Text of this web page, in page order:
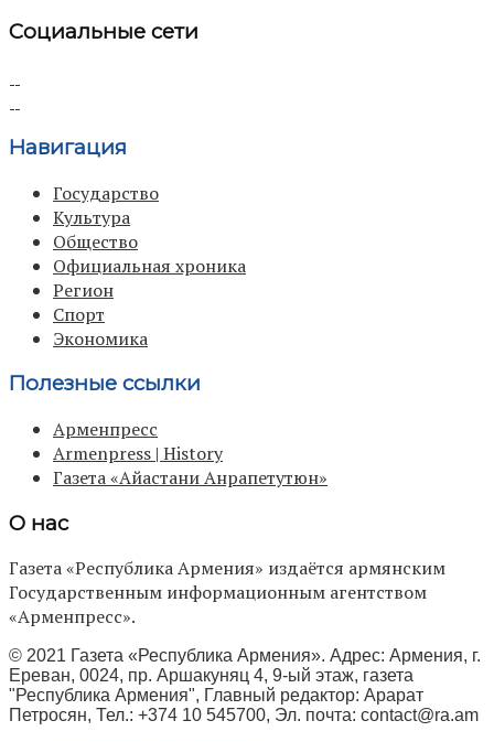
Социальные сети
Навигация
Государство
Культура
Общество
Официальная хроника
Регион
Спорт
Экономика
Полезные ссылки
Арменпресс
Armenpress | History
Газета «Айастани Анрапетутюн»
О нас
Газета «Республика Армения» издаётся армянским
Государственным информационным агентством
«Арменпресс».
© 2021 Газета «Республика Армения». Адрес: Армения, г.
Ереван, 0024, пр. Аршакуняц 4, 9-ый этаж, газета
"Республика Армения", Главный редактор: Арарат
Петросян, Тел.: +374 10 545700, Эл. почта: contact@ra.am